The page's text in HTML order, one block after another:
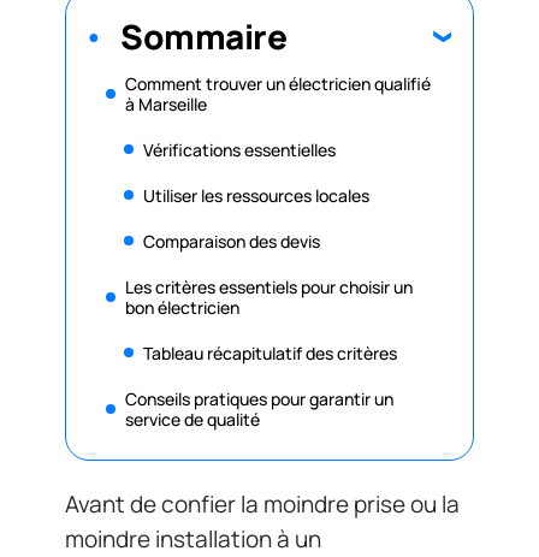
Sommaire
Comment trouver un électricien qualifié
à Marseille
Vérifications essentielles
Utiliser les ressources locales
Comparaison des devis
Les critères essentiels pour choisir un
bon électricien
Tableau récapitulatif des critères
Conseils pratiques pour garantir un
service de qualité
Avant de confier la moindre prise ou la
moindre installation à un